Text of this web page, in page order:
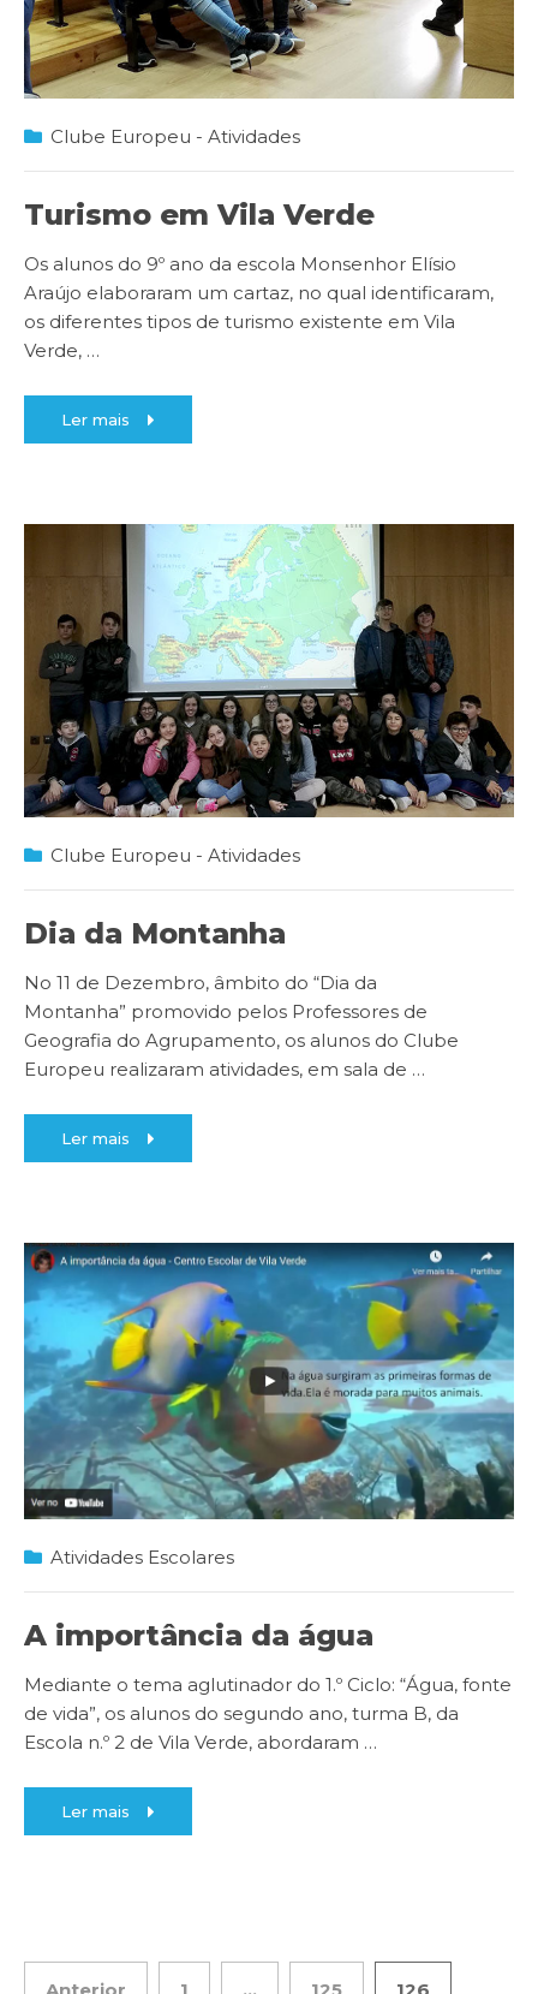
Clube Europeu - Atividades
Turismo em Vila Verde
Os alunos do 9º ano da escola Monsenhor Elísio
Araújo elaboraram um cartaz, no qual identificaram,
os diferentes tipos de turismo existente em Vila
Verde, …
Ler mais
Clube Europeu - Atividades
Dia da Montanha
No 11 de Dezembro, âmbito do “Dia da
Montanha” promovido pelos Professores de
Geografia do Agrupamento, os alunos do Clube
Europeu realizaram atividades, em sala de …
Ler mais
Atividades Escolares
A importância da água
Mediante o tema aglutinador do 1.º Ciclo: “Água, fonte
de vida”, os alunos do segundo ano, turma B, da
Escola n.º 2 de Vila Verde, abordaram …
Ler mais